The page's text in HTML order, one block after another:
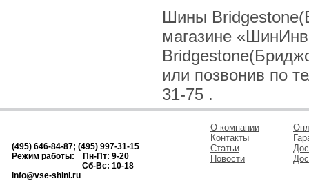
Шины
магазине
или позвонив по
31-75 .
(495) 646-84-87; (495) 997-31-15
Режим работы: Пн-Пт: 9-20
Сб-Вс: 10-18
info@vse-shini.ru
О компании
Контакты
Статьи
Новости